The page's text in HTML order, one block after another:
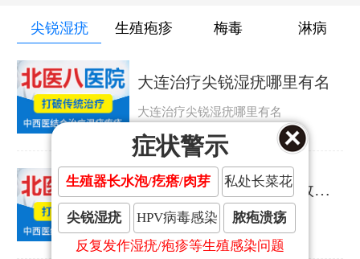
尖锐湿疣 生殖疱疹 梅毒 淋病
大连治疗尖锐湿疣哪里有名
大连治疗尖锐湿疣哪里有名
大连治疗尖锐湿疣哪里效果好
大连治疗尖锐湿疣哪里效果好
症状警示
生殖器长水泡/疙瘩/肉芽 私处长菜花
尖锐湿疣 HPV病毒感染
脓疱溃疡
反复发作湿疣/疱疹等生殖感染问题